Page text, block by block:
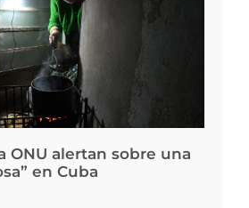
ONU alertan sobre una
en Cuba